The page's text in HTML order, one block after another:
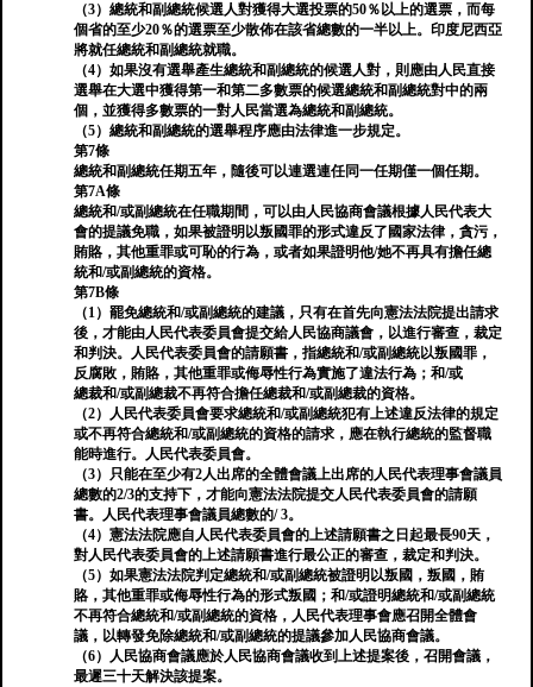
（3）總統和副總統候選人對獲得大選投票的50％以上的選票，而每
個省的至少20％的選票至少散佈在該省總數的一半以上。印度尼西亞
將就任總統和副總統就職。
（4）如果沒有選舉產生總統和副總統的候選人對，則應由人民直接
選舉在大選中獲得第一和第二多數票的候選總統和副總統對中的兩
個，並獲得多數票的一對人民當選為總統和副總統。
（5）總統和副總統的選舉程序應由法律進一步規定。
第7條
總統和副總統任期五年，隨後可以連選連任同一任期僅一個任期。
第7A條
總統和/或副總統在任職期間，可以由人民協商會議根據人民代表大
會的提議免職，如果被證明以叛國罪的形式違反了國家法律，貪污，
賄賂，其他重罪或可恥的行為，或者如果證明他/她不再具有擔任總
統和/或副總統的資格。
第7B條
（1）罷免總統和/或副總統的建議，只有在首先向憲法法院提出請求
後，才能由人民代表委員會提交給人民協商議會，以進行審查，裁定
和判決。人民代表委員會的請願書，指總統和/或副總統以叛國罪，
反腐敗，賄賂，其他重罪或侮辱性行為實施了違法行為；和/或
總裁和/或副總裁不再符合擔任總裁和/或副總裁的資格。
（2）人民代表委員會要求總統和/或副總統犯有上述違反法律的規定
或不再符合總統和/或副總統的資格的請求，應在執行總統的監督職
能時進行。人民代表委員會。
（3）只能在至少有2人出席的全體會議上出席的人民代表理事會議員
總數的2/3的支持下，才能向憲法法院提交人民代表委員會的請願
書。人民代表理事會議員總數的/ 3。
（4）憲法法院應自人民代表委員會的上述請願書之日起最長90天，
對人民代表委員會的上述請願書進行最公正的審查，裁定和判決。
（5）如果憲法法院判定總統和/或副總統被證明以叛國，叛國，賄
賂，其他重罪或侮辱性行為的形式叛國；和/或證明總統和/或副總統
不再符合總統和/或副總統的資格，人民代表理事會應召開全體會
議，以轉發免除總統和/或副總統的提議參加人民協商會議。
（6）人民協商會議應於人民協商會議收到上述提案後，召開會議，
最遲三十天解決該提案。